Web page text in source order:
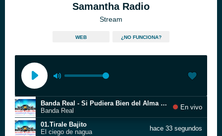
Samantha Radio
Stream
WEB ¿NO FUNCIONA?
Banda Real - Si Pudiera Bien del Alma (En Vivo)
Banda Real
En vivo
01.Tirale Bajito
El ciego de nagua
hace 33 segundos